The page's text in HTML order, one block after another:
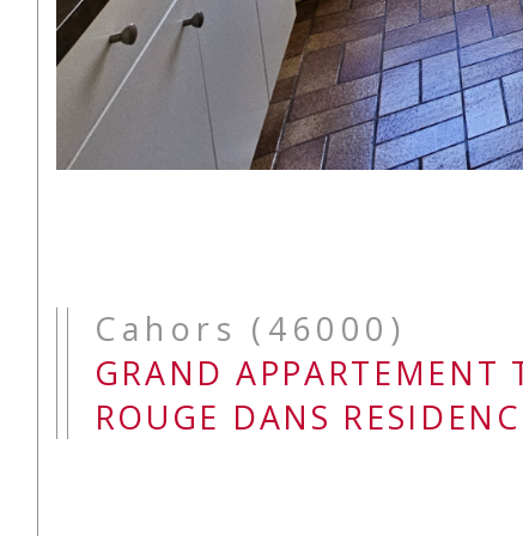
Cahors (46000)
GRAND APPARTEMENT
ROUGE DANS